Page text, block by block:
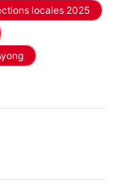
locales 2025